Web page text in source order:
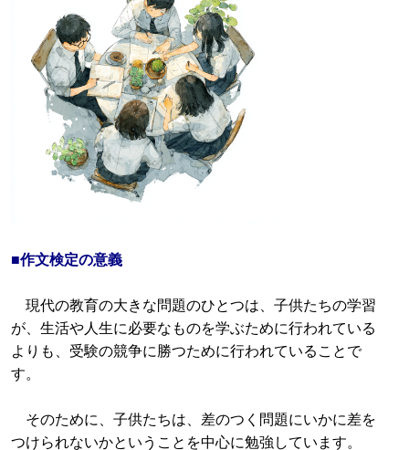
■作文検定の意義
現代の教育の大きな問題のひとつは、子供たちの学習
が、生活や人生に必要なものを学ぶために行われている
よりも、受験の競争に勝つために行われていることで
す。
そのために、子供たちは、差のつく問題にいかに差を
つけられないかということを中心に勉強しています。